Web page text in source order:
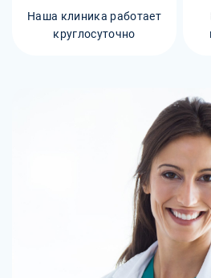
Наша клиника работает
круглосуточно